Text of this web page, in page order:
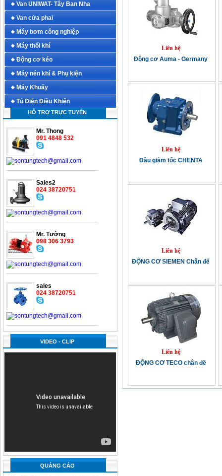
Van UNIWAT- Tây Ban Nha
Van cửa phai
Máy bơm công nghiệp
Máy thổi khí
Động cơ kéo
Máy nén khí & Phụ kiện
Máy Khuấy
Tủ Điện Điều Khiển
HỖ TRỢ TRỰC TUYẾN
Mr. Thong
091 4848 532
Sales2
024 38720751
Mr. Tường
098 306 3793
sales
024 38720751
VIDEO - CLIP
QUẢNG CÁO
Liên hệ
Động cơ Auma - Germany
Liên hệ
Đầu giảm tốc CHENTA
Liên hệ
ĐỘNG CƠ SIEMEN Chân đế
Liên hệ
ĐỘNG CƠ TECO chân đế